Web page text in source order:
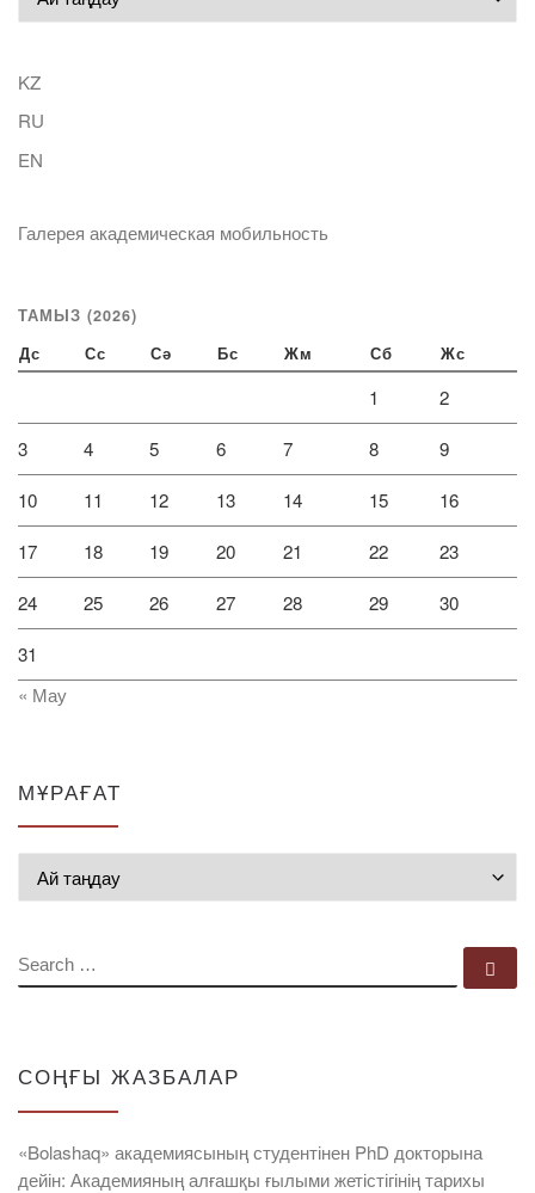
KZ
RU
EN
Галерея академическая мобильность
ТАМЫЗ (2026)
Дс Сс Сә Бс Жм Сб Жс
1 2
3 4 5 6 7 8 9
10 11 12 13 14 15 16
17 18 19 20 21 22 23
24 25 26 27 28 29 30
31
« Мау
МҰРАҒАТ
SEARCH
СОҢҒЫ ЖАЗБАЛАР
«Bolashaq» академиясының студентінен PhD докторына
дейін: Академияның алғашқы ғылыми жетістігінің тарихы